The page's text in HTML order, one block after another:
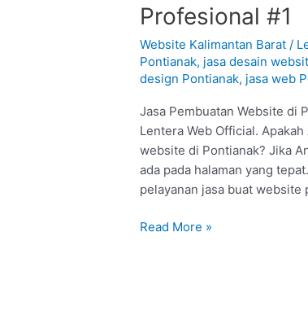
Profesional #1
Website Kalimantan Barat /
Pontianak, jasa desain
design Pontianak, jasa web
Jasa Pembuatan Website di
Lentera Web Official.
website di Pontianak? Jika
ada pada halaman yang
pelayanan jasa buat website
Website
di
Pontianak
:
#1
Read More »